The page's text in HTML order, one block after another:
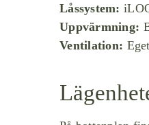
Låssystem:
Uppvärmning:
Ventilation: